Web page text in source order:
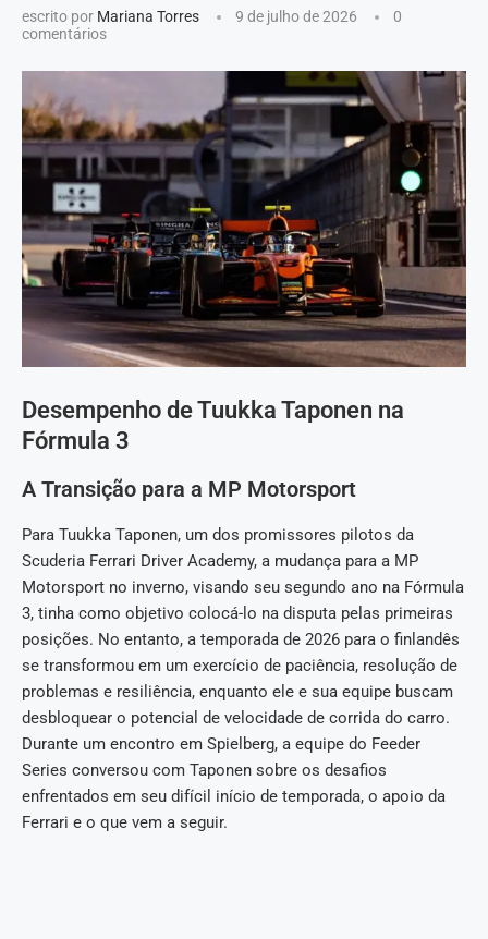
escrito por Mariana Torres 9 de julho de 2026
0
comentários
Desempenho de Tuukka Taponen na
Fórmula 3
A Transição para a MP Motorsport
Para Tuukka Taponen, um dos promissores pilotos da
Scuderia Ferrari Driver Academy, a mudança para a MP
Motorsport no inverno, visando seu segundo ano na Fórmula
3, tinha como objetivo colocá-lo na disputa pelas primeiras
posições. No entanto, a temporada de 2026 para o finlandês
se transformou em um exercício de paciência, resolução de
problemas e resiliência, enquanto ele e sua equipe buscam
desbloquear o potencial de velocidade de corrida do carro.
Durante um encontro em Spielberg, a equipe do Feeder
Series conversou com Taponen sobre os desafios
enfrentados em seu difícil início de temporada, o apoio da
Ferrari e o que vem a seguir.